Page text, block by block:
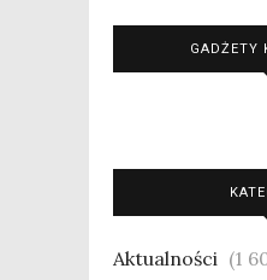
GADŻETY
Aktualności (1